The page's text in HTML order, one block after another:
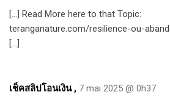
[…] Read More here to that Topic:
teranganature.com/resilience-ou-
[…]
เช็คสลิปโอนเงิน, 7 mai 2025 @ 0h37